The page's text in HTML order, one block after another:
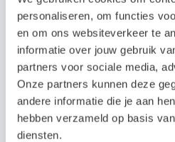
personaliseren, om functies
en om ons websiteverkeer te
informatie over jouw gebruik
partners voor sociale media,
Onze partners kunnen deze
andere informatie die je aan
hebben verzameld op basis
diensten.
Integreer je
administratie in
Kosten
proefperiode